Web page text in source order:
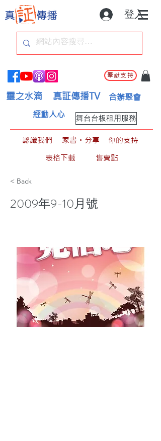
登入
奉獻支持
靈之水滴 真証傳播TV 合辦聚會
舞台台板租用服務
經動人心
認識我們 家書。分享
你的支持
表格下載
售賣點
< Back
2009年9-10月號